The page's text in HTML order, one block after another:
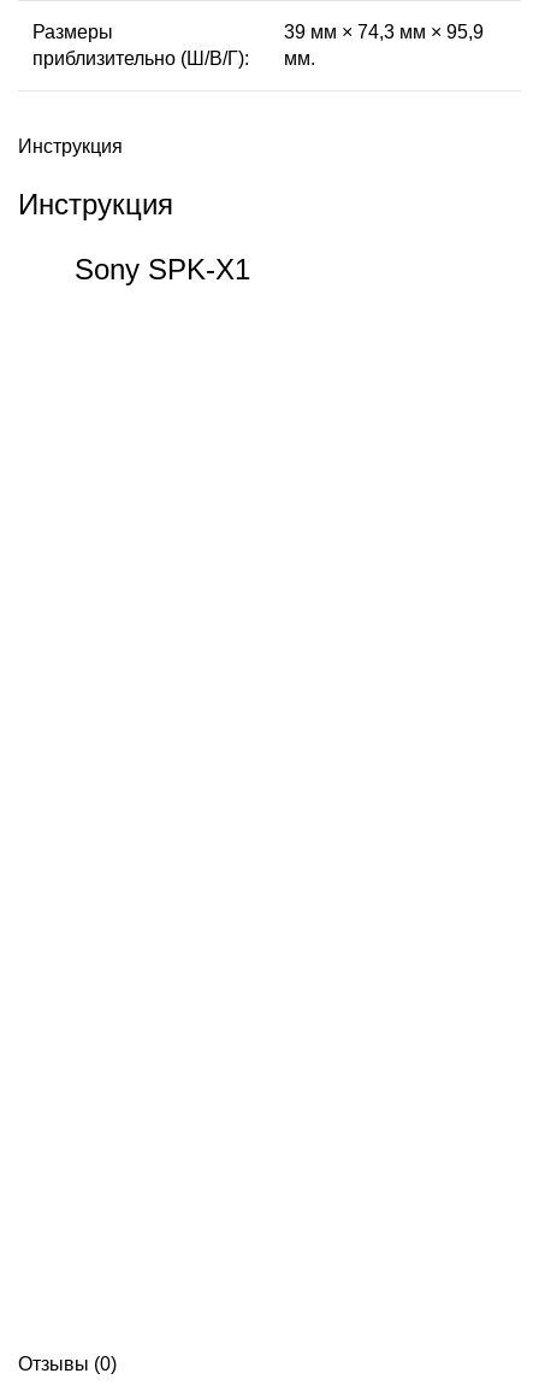
Размеры
приблизительно (Ш/В/Г):
39 мм × 74,3 мм × 95,9
мм.
Инструкция
Инструкция
Sony SPK-X1
Отзывы (0)